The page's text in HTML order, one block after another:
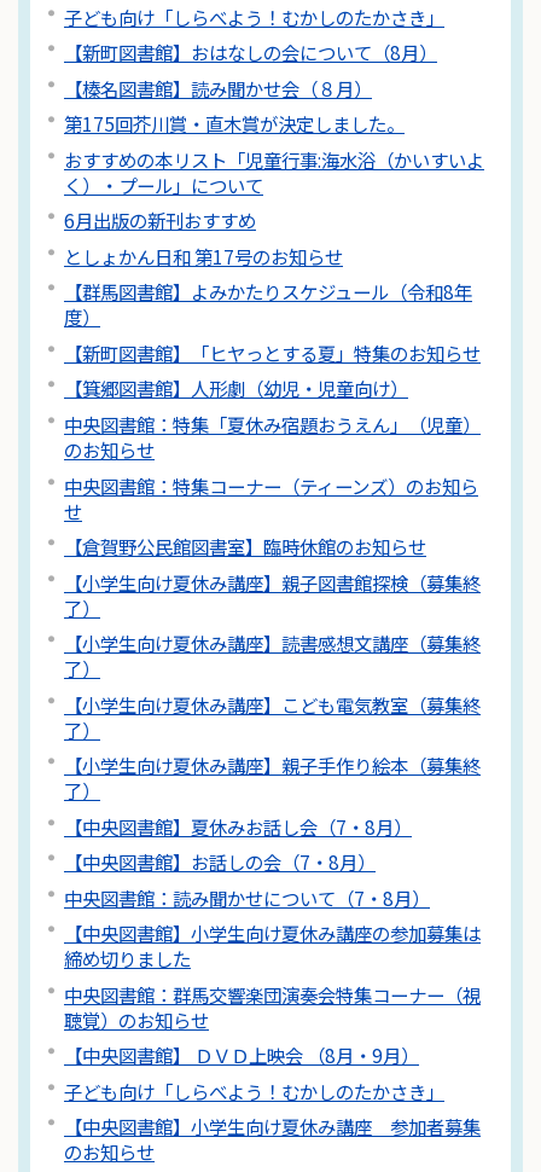
子ども向け「しらべよう！むかしのたかさき」
【新町図書館】おはなしの会について（8月）
【榛名図書館】読み聞かせ会（８月）
第175回芥川賞・直木賞が決定しました。
おすすめの本リスト「児童行事:海水浴（かいすいよ
く）・プール」について
6月出版の新刊おすすめ
としょかん日和 第17号のお知らせ
【群馬図書館】よみかたりスケジュール（令和8年
度）
【新町図書館】「ヒヤっとする夏」特集のお知らせ
【箕郷図書館】人形劇（幼児・児童向け）
中央図書館：特集「夏休み宿題おうえん」（児童）
のお知らせ
中央図書館：特集コーナー（ティーンズ）のお知ら
せ
【倉賀野公民館図書室】臨時休館のお知らせ
【小学生向け夏休み講座】親子図書館探検（募集終
了）
【小学生向け夏休み講座】読書感想文講座（募集終
了）
【小学生向け夏休み講座】こども電気教室（募集終
了）
【小学生向け夏休み講座】親子手作り絵本（募集終
了）
【中央図書館】夏休みお話し会（7・8月）
【中央図書館】お話しの会（7・8月）
中央図書館：読み聞かせについて（7・8月）
【中央図書館】小学生向け夏休み講座の参加募集は
締め切りました
中央図書館：群馬交響楽団演奏会特集コーナー（視
聴覚）のお知らせ
【中央図書館】 ＤＶＤ上映会 （8月・9月）
子ども向け「しらべよう！むかしのたかさき」
【中央図書館】小学生向け夏休み講座 参加者募集
のお知らせ